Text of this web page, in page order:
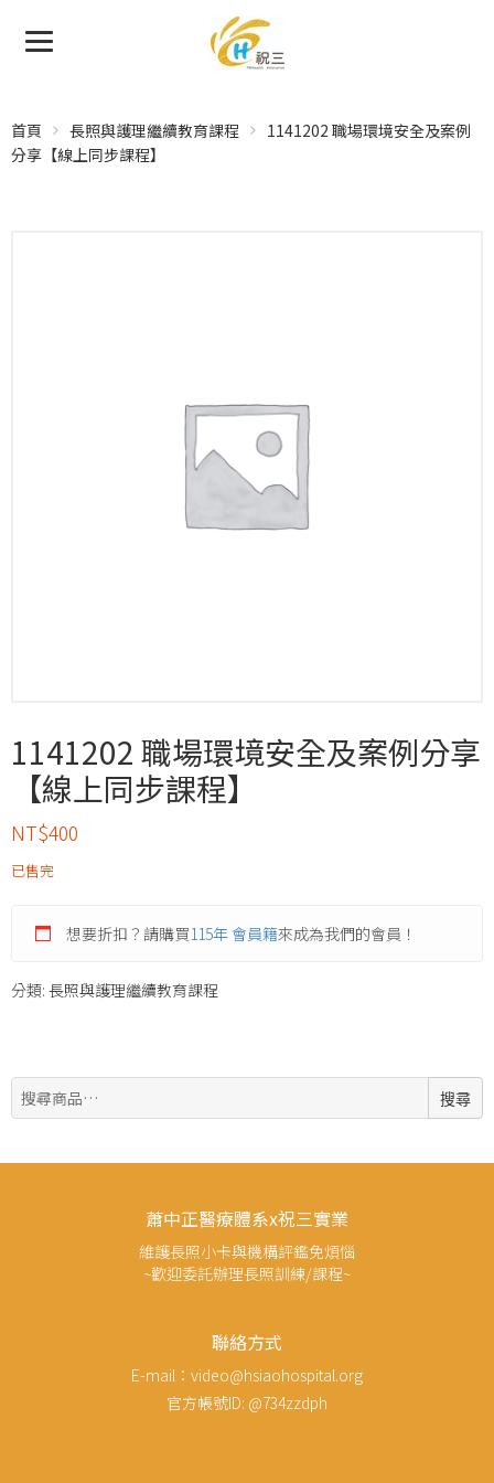
首頁 長照與護理繼續教育課程
1141202 職場環境安全及案例
分享【線上同步課程】
1141202 職場環境安全及案例分享
【線上同步課程】
NT$400
已售完
想要折扣？請購買115年 會員籍來成為我們的會員！
分類: 長照與護理繼續教育課程
搜
尋:
搜尋
蕭中正醫療體系x祝三實業
維護長照小卡與機構評鑑免煩惱
~歡迎委託辦理長照訓練/課程~
聯絡方式
E-mail：video@hsiaohospital.org
官方帳號ID: @734zzdph